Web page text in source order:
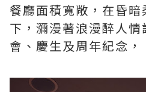
餐廳面積寬敞，在昏暗
下，瀰漫著浪漫醉人
會、慶生及周年紀念，